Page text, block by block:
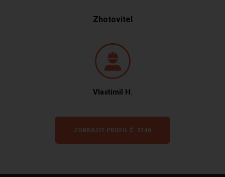
Zhotovitel
Vlastimil H.
ZOBRAZIT PROFIL Č. 5146